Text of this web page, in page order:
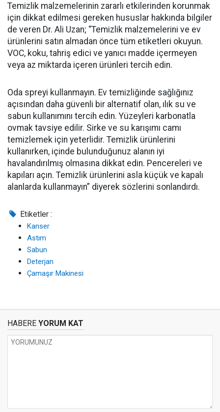
Temizlik malzemelerinin zararlı etkilerinden korunmak
için dikkat edilmesi gereken hususlar hakkında bilgiler
de veren Dr. Ali Uzan; “Temizlik malzemelerini ve ev
ürünlerini satın almadan önce tüm etiketleri okuyun.
VOC, koku, tahriş edici ve yanıcı madde içermeyen
veya az miktarda içeren ürünleri tercih edin.
Oda spreyi kullanmayın. Ev temizliğinde sağlığınız
açısından daha güvenli bir alternatif olan, ılık su ve
sabun kullanımını tercih edin. Yüzeyleri karbonatla
ovmak tavsiye edilir. Sirke ve su karışımı camı
temizlemek için yeterlidir. Temizlik ürünlerini
kullanırken, içinde bulunduğunuz alanın iyi
havalandırılmış olmasına dikkat edin. Pencereleri ve
kapıları açın. Temizlik ürünlerini asla küçük ve kapalı
alanlarda kullanmayın” diyerek sözlerini sonlandırdı.
Etiketler :
Kanser
Astım
Sabun
Deterjan
Çamaşır Makinesi
HABERE YORUM KAT